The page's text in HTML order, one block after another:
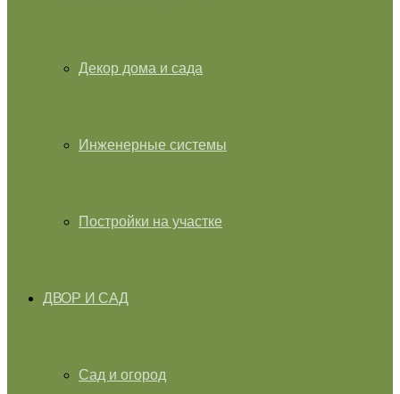
Декор дома и сада
Инженерные системы
Постройки на участке
ДВОР И САД
Сад и огород